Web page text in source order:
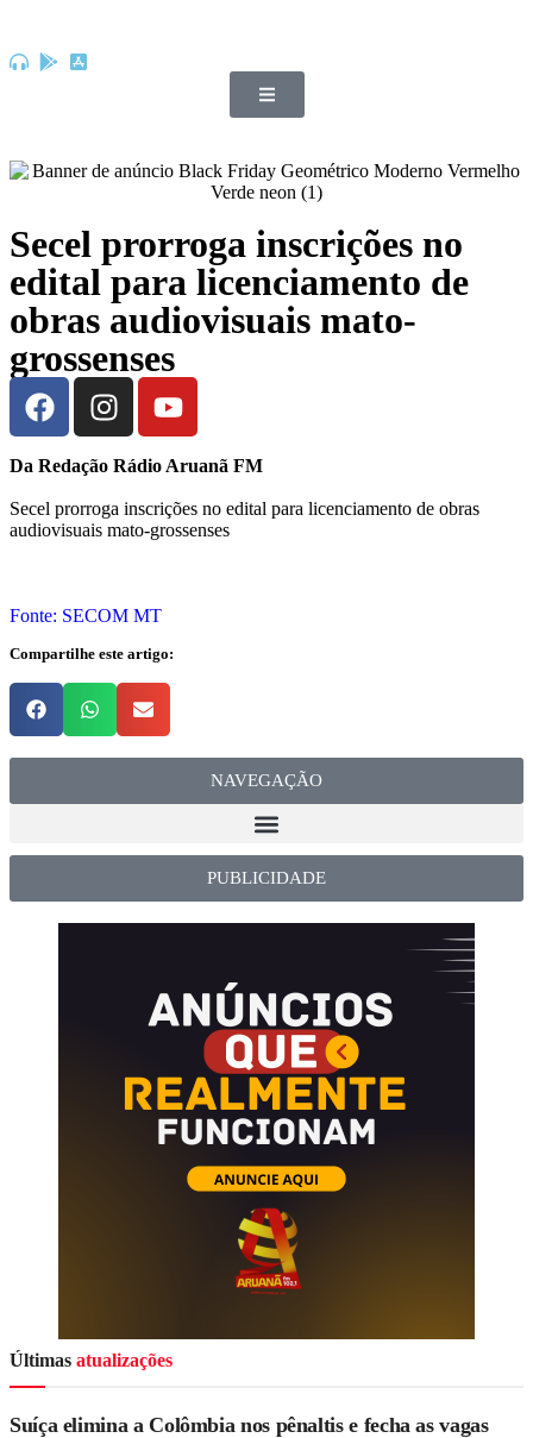
Secel prorroga inscrições no
edital para licenciamento de
obras audiovisuais mato-
grossenses
Da Redação Rádio Aruanã FM
Secel prorroga inscrições no edital para licenciamento de obras
audiovisuais mato-grossenses
Fonte: SECOM MT
Compartilhe este artigo:
NAVEGAÇÃO
PUBLICIDADE
Últimas atualizações
Suíça elimina a Colômbia nos pênaltis e fecha as vagas